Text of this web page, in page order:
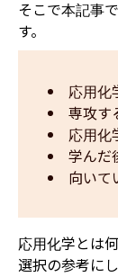
そこで本記事
す。
応用化
専攻す
応用化
学んだ
向いて
応用化学とは
選択の参考に